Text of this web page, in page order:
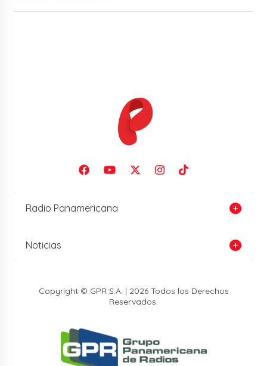
Radio Panamericana
Noticias
Copyright © GPR S.A. | 2026 Todos los Derechos
Reservados.